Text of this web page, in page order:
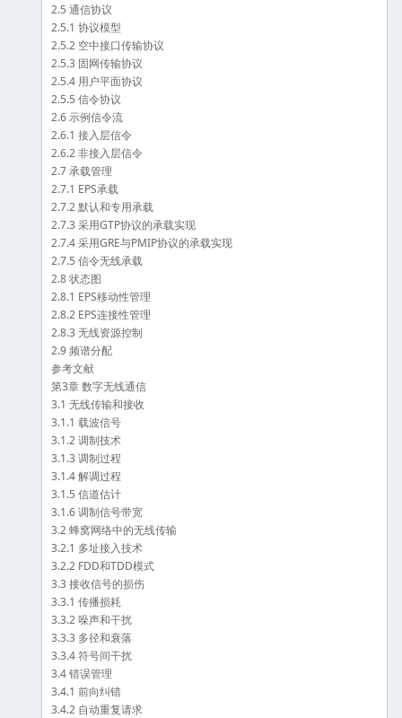
2.5 通信协议
2.5.1 协议模型
2.5.2 空中接口传输协议
2.5.3 固网传输协议
2.5.4 用户平面协议
2.5.5 信令协议
2.6 示例信令流
2.6.1 接入层信令
2.6.2 非接入层信令
2.7 承载管理
2.7.1 EPS承载
2.7.2 默认和专用承载
2.7.3 采用GTP协议的承载实现
2.7.4 采用GRE与PMIP协议的承载实现
2.7.5 信令无线承载
2.8 状态图
2.8.1 EPS移动性管理
2.8.2 EPS连接性管理
2.8.3 无线资源控制
2.9 频谱分配
参考文献
第3章 数字无线通信
3.1 无线传输和接收
3.1.1 载波信号
3.1.2 调制技术
3.1.3 调制过程
3.1.4 解调过程
3.1.5 信道估计
3.1.6 调制信号带宽
3.2 蜂窝网络中的无线传输
3.2.1 多址接入技术
3.2.2 FDD和TDD模式
3.3 接收信号的损伤
3.3.1 传播损耗
3.3.2 噪声和干扰
3.3.3 多径和衰落
3.3.4 符号间干扰
3.4 错误管理
3.4.1 前向纠错
3.4.2 自动重复请求